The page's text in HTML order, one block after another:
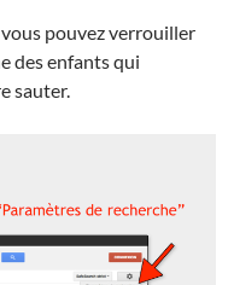
pouvez verrouiller
des enfants qui
sauter.